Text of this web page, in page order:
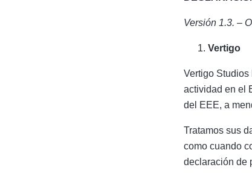
Versión 1.3. –
Vertigo
Vertigo Studios
actividad en el
del EEE, a
Tratamos sus
como cuando
declaración de